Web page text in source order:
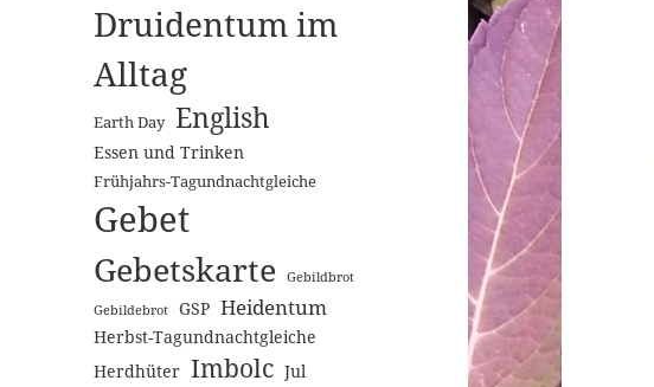
Druidentum im
Alltag
Earth Day English
Essen und Trinken
Frühjahrs-Tagundnachtgleiche
Gebet
Gebetskarte
Gebildbrot
Gebildebrot
GSP Heidentum
Herbst-Tagundnachtgleiche
Herdhüter Imbolc Jul